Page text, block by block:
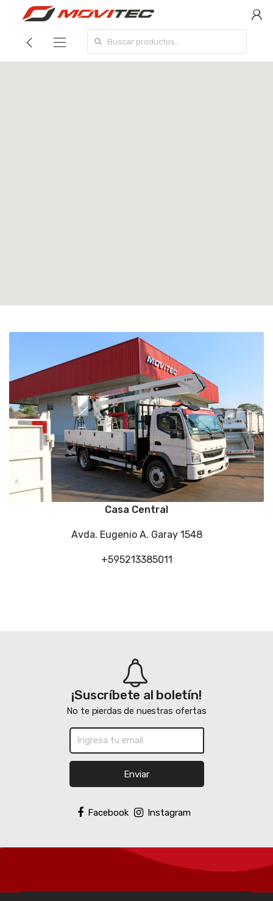
Search for:
Casa Central
Avda. Eugenio A. Garay 1548
+595213385011
¡Suscríbete al boletín!
No te pierdas de nuestras ofertas
Enviar
Facebook Instagram